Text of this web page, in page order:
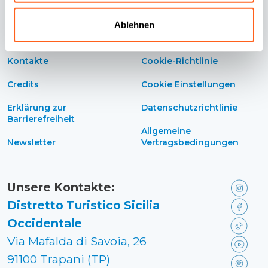
Ablehnen
Kontakte
Credits
Erklärung zur
Barrierefreiheit
Newsletter
Cookie-Richtlinie
Cookie Einstellungen
Datenschutzrichtlinie
Allgemeine
Vertragsbedingungen
Unsere Kontakte:
Distretto Turistico Sicilia
Occidentale
Via Mafalda di Savoia, 26
91100 Trapani (TP)